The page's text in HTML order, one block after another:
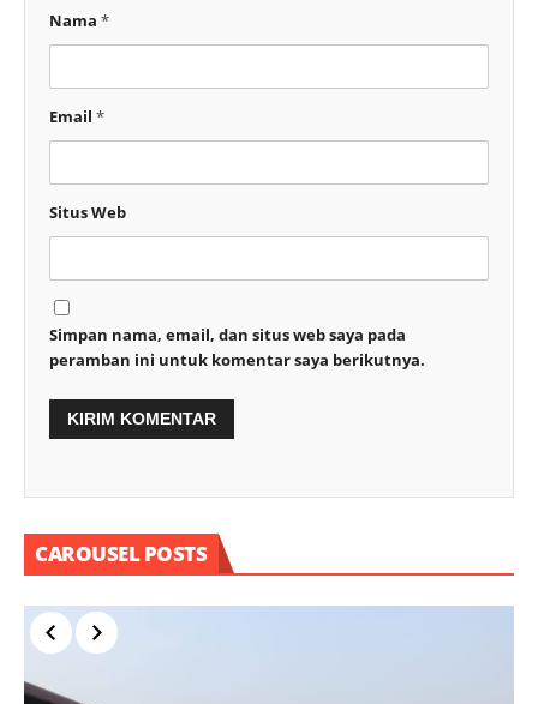
Nama *
Email *
Situs Web
Simpan nama, email, dan situs web saya pada
peramban ini untuk komentar saya berikutnya.
CAROUSEL POSTS